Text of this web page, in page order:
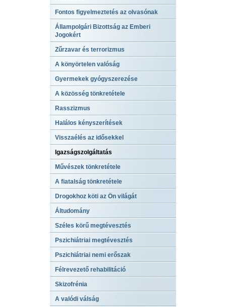
Fontos figyelmeztetés az olvasónak
Állampolgári Bizottság az Emberi
Jogokért
Zűrzavar és terrorizmus
A könyörtelen valóság
Gyermekek gyógyszerezése
A közösség tönkretétele
Rasszizmus
Halálos kényszerítések
Visszaélés az idősekkel
Igazságszolgáltatás
Művészek tönkretétele
A fiatalság tönkretétele
Drogokhoz köti az Ön világát
Áltudomány
Széles körű megtévesztés
Pszichiátriai megtévesztés
Pszichiátriai nemi erőszak
Félrevezető rehabilitáció
Skizofrénia
A valódi válság